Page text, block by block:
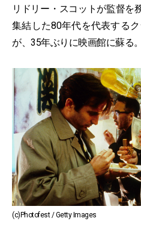
リドリー・スコットが監督を
集結した80年代を代表する
が、35年ぶりに映画館に蘇る。
(c)Photofest / Getty Images